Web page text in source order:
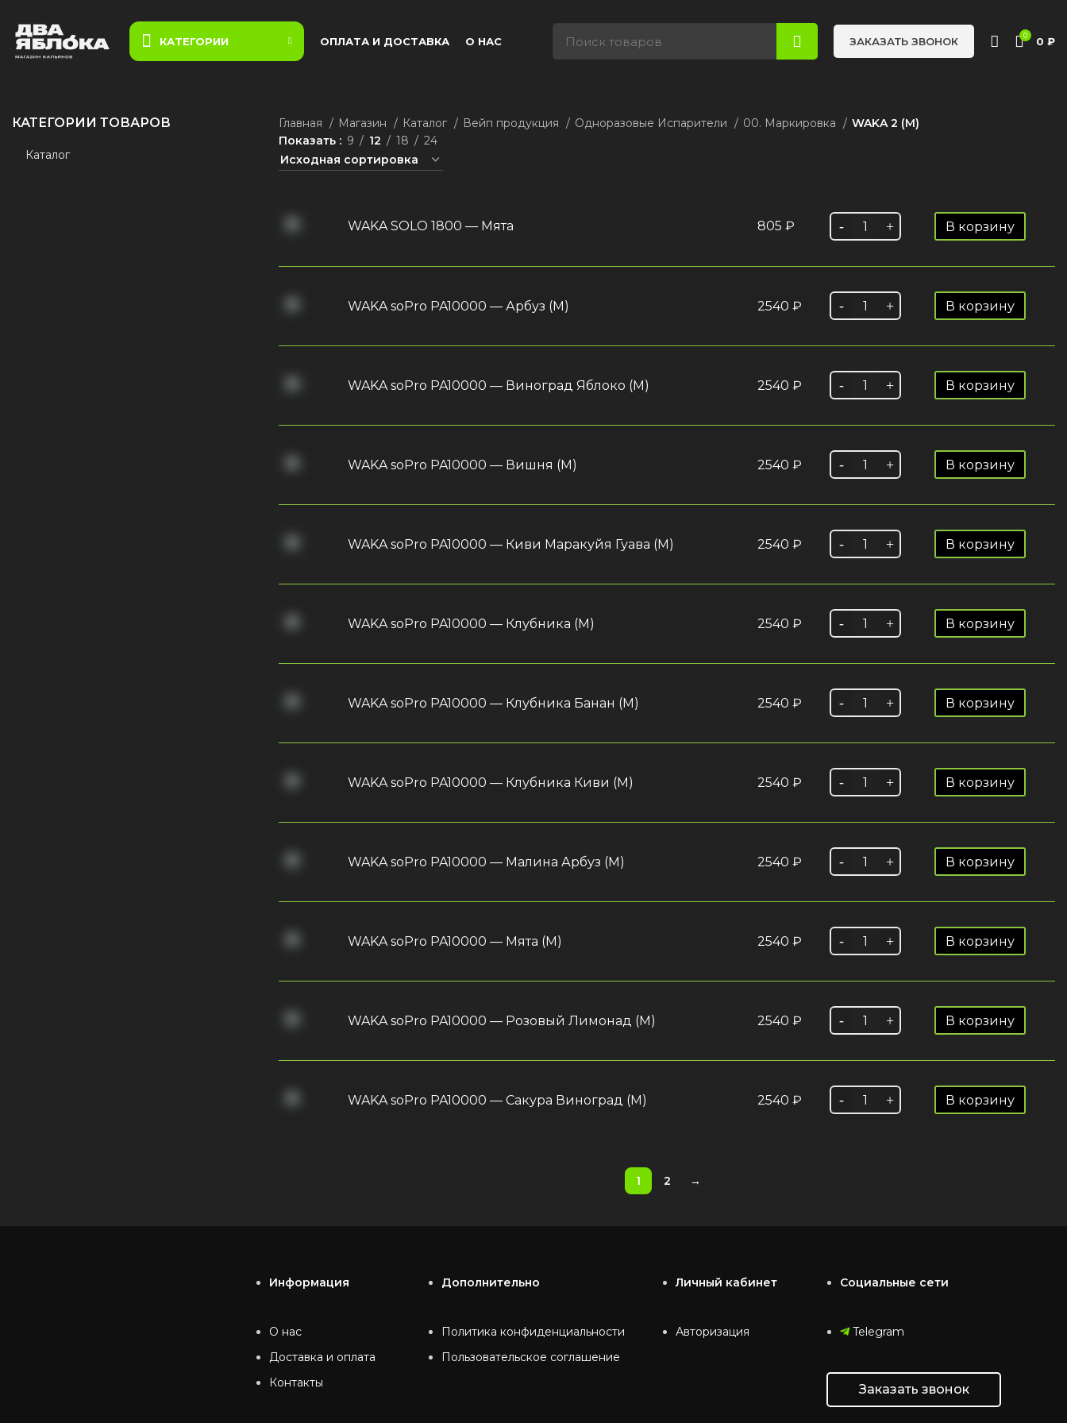
КАТЕГОРИИ ОПЛАТА И ДОСТАВКА О НАС ЗАКАЗАТЬ ЗВОНОК 0 0 ₽
Главная Магазин Каталог Вейп продукция Одноразовые Испарители 00. Маркировка
WAKA 2 (М)
Показать
9 12 18 24
WAKA SOLO 1800 — Мята 805 ₽ В корзину
WAKA soPro PA10000 — Арбуз (М) 2540 ₽ В корзину
WAKA soPro PA10000 — Виноград Яблоко (М) 2540 ₽ В корзину
WAKA soPro PA10000 — Вишня (М) 2540 ₽ В корзину
WAKA soPro PA10000 — Киви Маракуйя Гуава (М) 2540 ₽ В корзину
WAKA soPro PA10000 — Клубника (М) 2540 ₽ В корзину
WAKA soPro PA10000 — Клубника Банан (М) 2540 ₽ В корзину
WAKA soPro PA10000 — Клубника Киви (М) 2540 ₽ В корзину
WAKA soPro PA10000 — Малина Арбуз (М) 2540 ₽ В корзину
WAKA soPro PA10000 — Мята (М) 2540 ₽ В корзину
WAKA soPro PA10000 — Розовый Лимонад (М) 2540 ₽ В корзину
WAKA soPro PA10000 — Сакура Виноград (М) 2540 ₽ В корзину
1 2 →
КАТЕГОРИИ ТОВАРОВ
Каталог
Информация
О нас
Доставка и оплата
Контакты
Дополнительно
Политика конфиденциальности
Пользовательское соглашение
Личный кабинет
Авторизация
Социальные сети
Telegram
Заказать звонок